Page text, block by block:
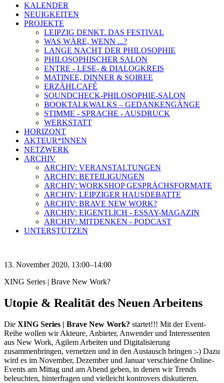
KALENDER
NEUIGKEITEN
PROJEKTE
LEIPZIG DENKT. DAS FESTIVAL
WAS WÄRE, WENN ...?
LANGE NACHT DER PHILOSOPHIE
PHILOSOPHISCHER SALON
ENTRE - LESE- & DIALOGKREIS
MATINEE, DINNER & SOIREE
ERZÄHLCAFÉ
SOUNDCHECK-PHILOSOPHIE-SALON
BOOKTALKWALKS – GEDANKENGÄNGE
STIMME - SPRACHE - AUSDRUCK
WERKSTATT
HORIZONT
AKTEUR*INNEN
NETZWERK
ARCHIV
ARCHIV: VERANSTALTUNGEN
ARCHIV: BETEILIGUNGEN
ARCHIV: WORKSHOP GESPRÄCHSFORMATE
ARCHIV: LEIPZIGER HAUSDEBATTE
ARCHIV: BRAVE NEW WORK?
ARCHIV: EIGENTLICH - ESSAY-MAGAZIN
ARCHIV: MITDENKEN - PODCAST
UNTERSTÜTZEN
13. November 2020, 13:00–14:00
XING Series | Brave New Work?
Utopie & Realität des Neuen Arbeitens
Die XING Series | Brave New Work? startet!!! Mit der Event-
Reihe wollen wir Akteure, Anbieter, Anwender und Interessenten
aus New Work, Agilem Arbeiten und Digitalisierung
zusammenbringen, vernetzen und in den Austausch bringen :-) Dazu
wird es im November, Dezember und Januar verschiedene Online-
Events am Mittag und am Abend geben, in denen wir Trends
beleuchten, hinterfragen und vielleicht kontrovers diskutieren.